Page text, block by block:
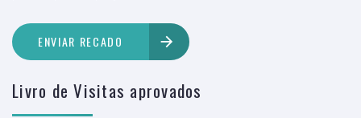
ENVIAR RECADO
Livro de Visitas aprovados